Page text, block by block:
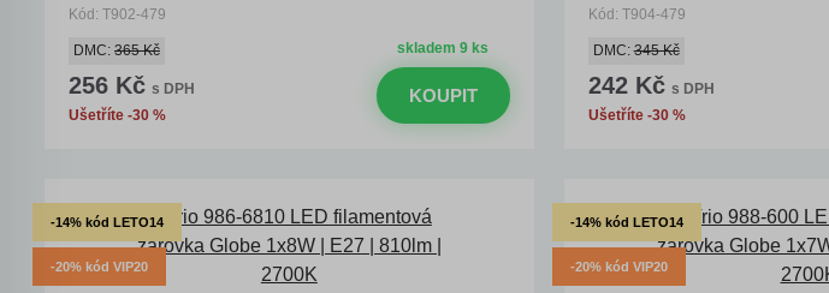
Kód: T902-479
skladem 9 ks
DMC: 365 Kč
256 Kč s DPH
Ušetříte -30 %
KOUPIT
Kód: T904-479
DMC:345 Kč
242 Kč s DPH
Ušetříte -30 %
-14% kód LETO14
-20% kód VIP20
-14% kód LETO14
-20% kód VIP20